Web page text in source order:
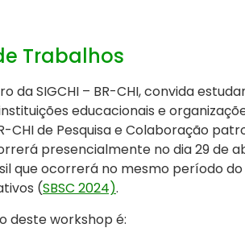
Trabalhos
da SIGCHI – BR-CHI, convida
educacionais e
CHI de Pesquisa e Colaboração
presencialmente no dia29 de
que ocorrerá no mesmo período do
(SBSC 2024).
deste workshop é: